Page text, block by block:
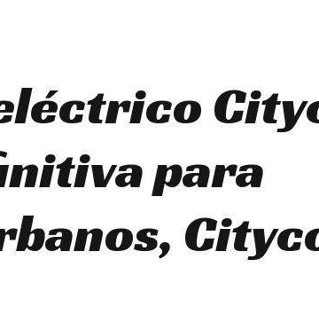
para